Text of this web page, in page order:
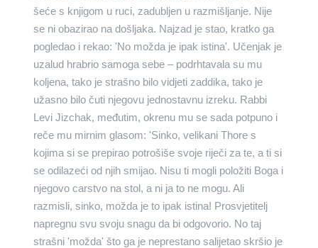
šeće s knjigom u ruci, zadubljen u razmišljanje. Nije
se ni obazirao na došljaka. Najzad je stao, kratko ga
pogledao i rekao: 'No možda je ipak istina'. Učenjak je
uzalud hrabrio samoga sebe – podrhtavala su mu
koljena, tako je strašno bilo vidjeti zaddika, tako je
užasno bilo čuti njegovu jednostavnu izreku. Rabbi
Levi Jizchak, međutim, okrenu mu se sada potpuno i
reče mu mirnim glasom: 'Sinko, velikani Thore s
kojima si se prepirao potrošiše svoje riječi za te, a ti si
se odilazeći od njih smijao. Nisu ti mogli položiti Boga i
njegovo carstvo na stol, a ni ja to ne mogu. Ali
razmisli, sinko, možda je to ipak istina! Prosvjetitelj
napregnu svu svoju snagu da bi odgovorio. No taj
strašni 'možda' što ga je neprestano salijetao skršio je